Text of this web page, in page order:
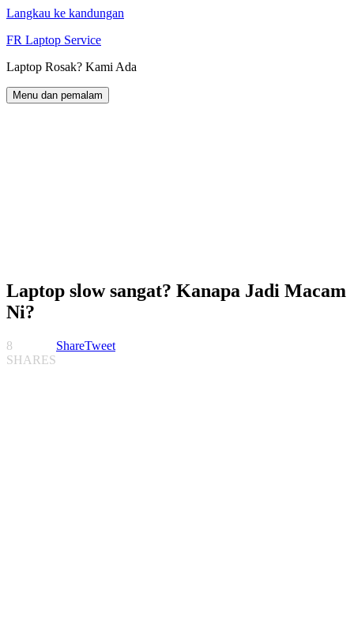
Langkau ke kandungan
FR Laptop Service
Laptop Rosak? Kami Ada
Menu dan pemalam
Laptop slow sangat? Kanapa Jadi Macam
Ni?
8
SHARES
ShareTweet